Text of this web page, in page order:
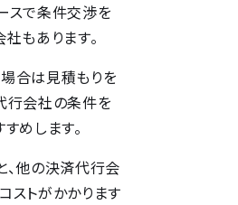
スで条件交渉を
もあります。
合は見積もりを
行会社の条件を
めします。
、他の決済代行会
ストがかかります